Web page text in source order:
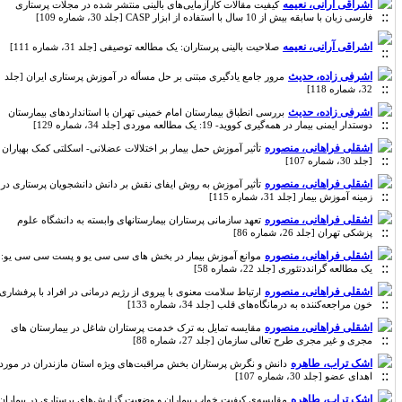
اشراقی آرانی، نعیمه کیفیت مقالات کارآزمایی‌های بالینی منتشر شده در مجلات پرستاری
فارسی زبان با سابقه بیش از 10 سال با استفاده از ابزار CASP [جلد 30، شماره 109]
اشراقی آرانی، نعیمه صلاحیت بالینی پرستاران: یک مطالعه توصیفی [جلد 31، شماره 111]
اشرفی زاده، حدیث مرور جامع یادگیری مبتنی بر حل مسأله در آموزش پرستاری ایران [جلد
32، شماره 118]
اشرفی زاده، حدیث بررسی انطباق بیمارستان امام خمینی تهران با استانداردهای بیمارستان
دوستدار ایمنی بیمار در همه‌گیری کووید- 19: یک مطالعه موردی [جلد 34، شماره 129]
اشقلی فراهانی، منصوره تأثیر آموزش حمل بیمار بر اختلالات عضلانی- اسکلتی کمک بهیاران
[جلد 30، شماره 107]
اشقلی فراهانی، منصوره تأثیر آموزش به روش ایفای نقش بر دانش دانشجویان پرستاری در
زمینه آموزش بیمار [جلد 31، شماره 115]
اشقلی فراهانی، منصوره تعهد سازمانی پرستاران بیمارستانهای وابسته به دانشگاه علوم
پزشکی تهران [جلد 26، شماره 86]
اشقلی فراهانی، منصوره موانع آموزش بیمار در بخش های سی سی یو و پست سی سی یو:
یک مطالعه گرانددتئوری [جلد 22، شماره 58]
اشقلی فراهانی، منصوره ارتباط سلامت معنوی با پیروی از رژیم د‌رمانی د‌ر افراد با پرفشاری
خون مراجعه‌کننده به د‌رمانگاه‌‌های قلب [جلد 34، شماره 133]
اشقلی فراهانی، منصوره مقایسه تمایل به ترک خدمت پرستاران شاغل در بیمارستان های
مجری و غیر مجری طرح تعالی سازمان [جلد 27، شماره 88]
اشک تراب، طاهره دانش و نگرش پرستاران بخش مراقبت‌های ویژه استان مازندران در مورد
اهدای عضو [جلد 30، شماره 107]
اشک تراب، طاهره مقایسه‌ی کیفیت خواب بیماران و وضعیت گزارش‌های پرستاری در بیماران